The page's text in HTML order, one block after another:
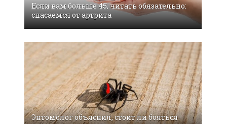
Если вам больше 45, читать обязательно:
спасаемся от артрита
Энтомолог объяснил, стоит ли бояться